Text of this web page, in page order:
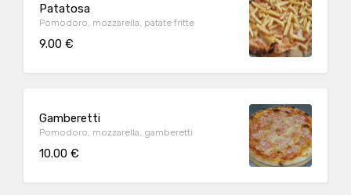
Patatosa
Pomodoro, mozzarella, patate fritte
9.00 €
Gamberetti
Pomodoro, mozzarella, gamberetti
10.00 €